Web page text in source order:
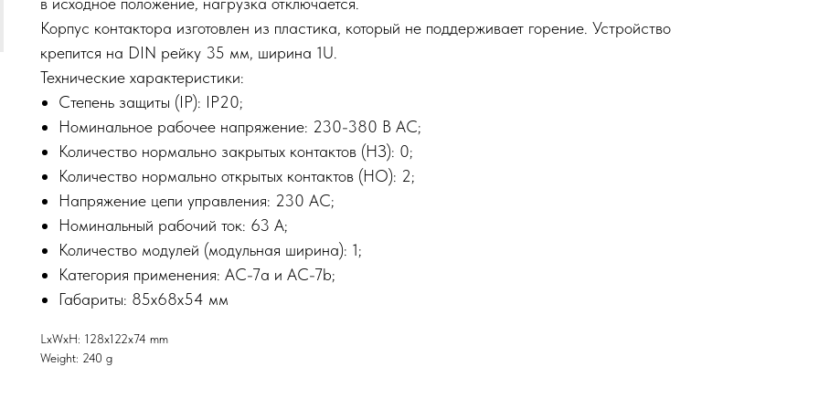
Корпус контактора изготовлен из пластика, который не поддерживает горение. Устройство
крепится на DIN рейку 35 мм, ширина 1U.
Технические характеристики:
Степень защиты (IP): IP20;
Номинальное рабочее напряжение: 230-380 В AC;
Количество нормально закрытых контактов (НЗ): 0;
Количество нормально открытых контактов (НО): 2;
Напряжение цепи управления: 230 AC;
Номинальный рабочий ток: 63 А;
Количество модулей (модульная ширина): 1;
Категория применения: AC-7a и AC-7b;
Габариты: 85х68х54 мм
LxWxH: 128x122x74 mm
Weight: 240 g